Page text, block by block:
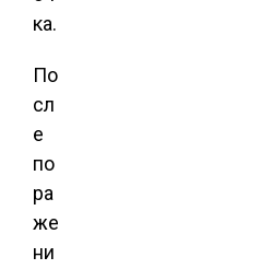
ка.
По
сл
е
по
ра
же
ни